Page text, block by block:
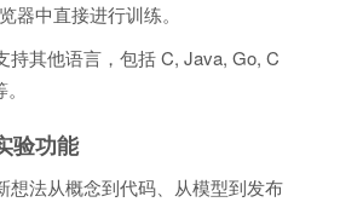
器中直接进行训练。
持其他语言，包括 C, Java, Go, C
验功能
想法从概念到代码、从模型到发布